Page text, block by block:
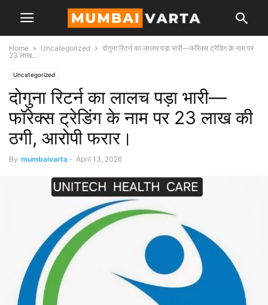
Home Uncategorized
दोगुना रिटर्न का लालच पड़ा भारी—फॉरेक्स ट्रेडिंग के नाम पर
23 लाख...
Uncategorized
दोगुना रिटर्न का लालच पड़ा भारी—
फॉरेक्स ट्रेडिंग के नाम पर 23 लाख की
ठगी, आरोपी फरार।
By mumbaivarta - April 13, 2026